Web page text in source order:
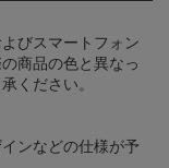
びスマートフォン
商品の色と異なっ
ください。
ンなどの仕様が予